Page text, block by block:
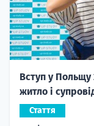
Вступ у Польщу
житло і
Стаття